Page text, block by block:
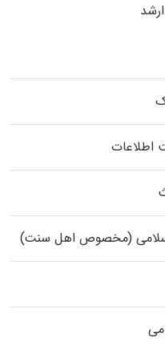
اطلاعات
اسلامی (مخصوص اهل سنت)